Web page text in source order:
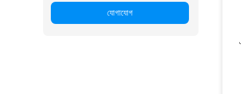
যোগাযোগ